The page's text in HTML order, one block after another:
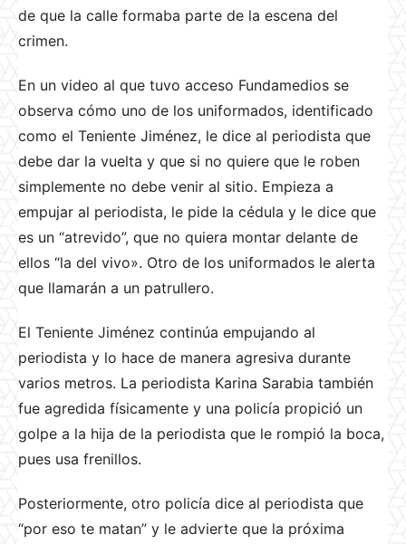
de que la calle formaba parte de la escena del
crimen.
En un video al que tuvo acceso Fundamedios se
observa cómo uno de los uniformados, identificado
como el Teniente Jiménez, le dice al periodista que
debe dar la vuelta y que si no quiere que le roben
simplemente no debe venir al sitio. Empieza a
empujar al periodista, le pide la cédula y le dice que
es un “atrevido”, que no quiera montar delante de
ellos “la del vivo». Otro de los uniformados le alerta
que llamarán a un patrullero.
El Teniente Jiménez continúa empujando al
periodista y lo hace de manera agresiva durante
varios metros. La periodista Karina Sarabia también
fue agredida físicamente y una policía propició un
golpe a la hija de la periodista que le rompió la boca,
pues usa frenillos.
Posteriormente, otro policía dice al periodista que
“por eso te matan” y le advierte que la próxima